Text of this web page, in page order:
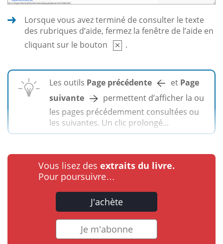
Lorsque vous avez terminé de consulter le texte
des rubriques d’aide, fermez la fenêtre de l’aide en
cliquant sur le bouton
.
Les outils Page précédente et Page
suivante
permettent d’afficher la ou
les pages précédemment consultées ou
les suivantes. Un clic prolongé...
Vous lisez des extraits du livre.
Pour poursuivre…
J'achète
Je m'abonne